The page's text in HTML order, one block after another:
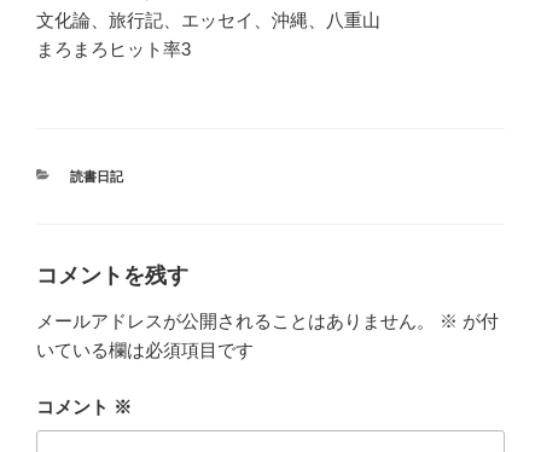
文化論、旅行記、エッセイ、沖縄、八重山
まろまろヒット率3
カ
読書日記
コメントを残す
メールアドレスが公開されることはありません。 ※ が付
いている欄は必須項目です
コメント ※